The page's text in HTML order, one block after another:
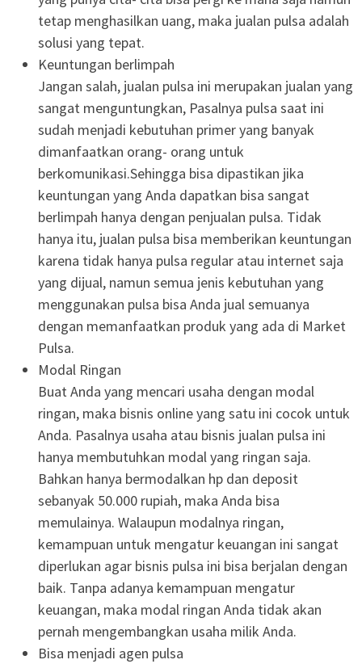
tetap menghasilkan uang, maka jualan pulsa adalah
solusi yang tepat.
Keuntungan berlimpah
Jangan salah, jualan pulsa ini merupakan jualan yang
sangat menguntungkan, Pasalnya pulsa saat ini
sudah menjadi kebutuhan primer yang banyak
dimanfaatkan orang- orang untuk
berkomunikasi.Sehingga bisa dipastikan jika
keuntungan yang Anda dapatkan bisa sangat
berlimpah hanya dengan penjualan pulsa. Tidak
hanya itu, jualan pulsa bisa memberikan keuntungan
karena tidak hanya pulsa regular atau internet saja
yang dijual, namun semua jenis kebutuhan yang
menggunakan pulsa bisa Anda jual semuanya
dengan memanfaatkan produk yang ada di Market
Pulsa.
Modal Ringan
Buat Anda yang mencari usaha dengan modal
ringan, maka bisnis online yang satu ini cocok untuk
Anda. Pasalnya usaha atau bisnis jualan pulsa ini
hanya membutuhkan modal yang ringan saja.
Bahkan hanya bermodalkan hp dan deposit
sebanyak 50.000 rupiah, maka Anda bisa
memulainya. Walaupun modalnya ringan,
kemampuan untuk mengatur keuangan ini sangat
diperlukan agar bisnis pulsa ini bisa berjalan dengan
baik. Tanpa adanya kemampuan mengatur
keuangan, maka modal ringan Anda tidak akan
pernah mengembangkan usaha milik Anda.
Bisa menjadi agen pulsa